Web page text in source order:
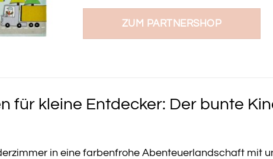
ZUM PARTNERSHOP
für kleine Entdecker: Der bunte
in eine farbenfrohe Abenteuerlandschaft mit